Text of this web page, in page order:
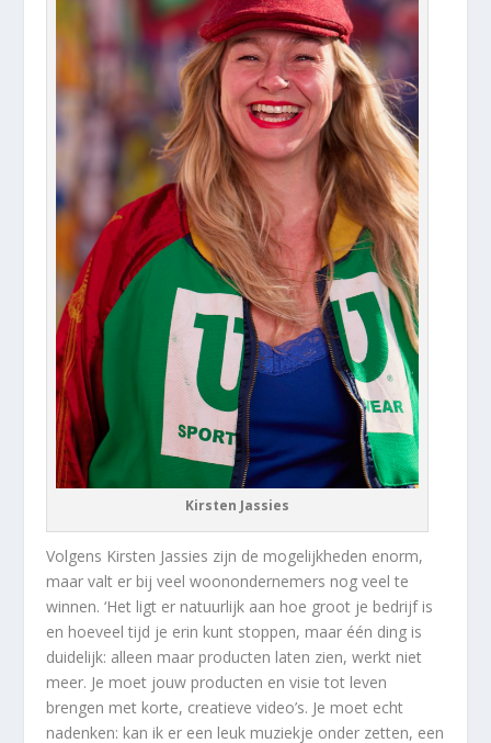
Kirsten Jassies
Volgens Kirsten Jassies zijn de mogelijkheden enorm,
maar valt er bij veel woonondernemers nog veel te
winnen. ‘Het ligt er natuurlijk aan hoe groot je bedrijf is
en hoeveel tijd je erin kunt stoppen, maar één ding is
duidelijk: alleen maar producten laten zien, werkt niet
meer. Je moet jouw producten en visie tot leven
brengen met korte, creatieve video’s. Je moet echt
nadenken: kan ik er een leuk muziekje onder zetten, een